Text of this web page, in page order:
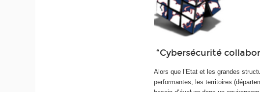
“Cybersécurité
Alors que l’Etat et les grandes
performantes, les territoires